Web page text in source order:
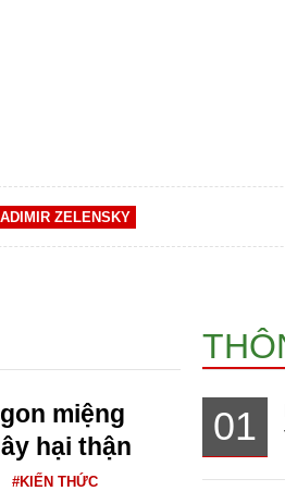
ZELENSKY
miệng
hại thận
#KIẾN THỨC
01